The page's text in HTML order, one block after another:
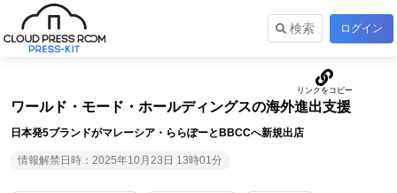
検索 ログイン
ワールド・モード・ホールディングスの海外進出支援
日本発5ブランドがマレーシア・ららぽーとBBCCへ新規出店
情報解禁日時：2025年10月23日 13時01分